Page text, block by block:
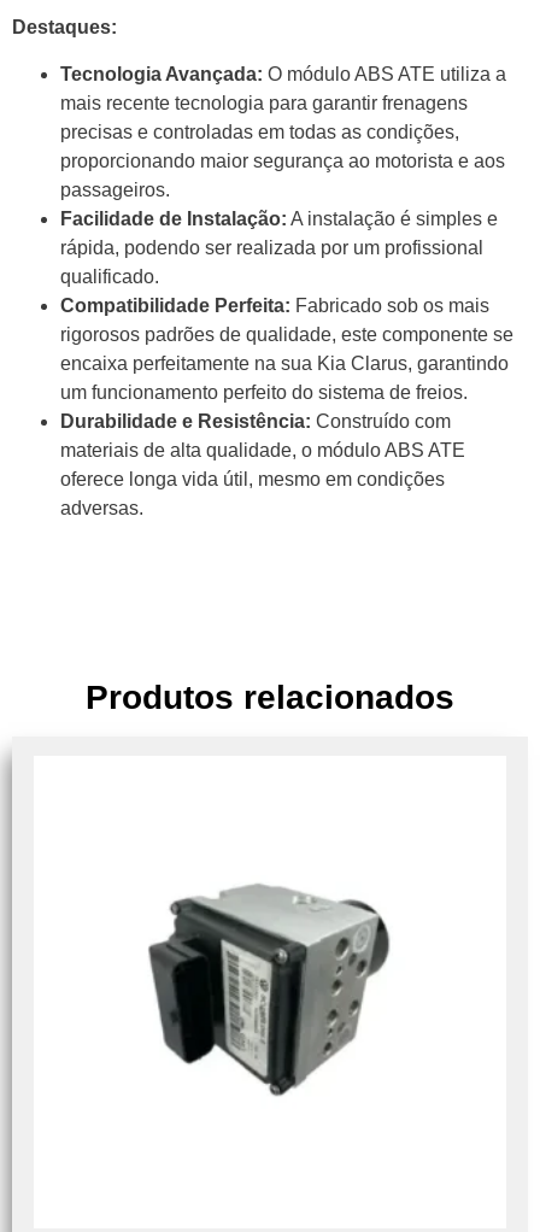
Destaques:
Tecnologia Avançada: O módulo ABS ATE utiliza a
mais recente tecnologia para garantir frenagens
precisas e controladas em todas as condições,
proporcionando maior segurança ao motorista e aos
passageiros.
Facilidade de Instalação: A instalação é simples e
rápida, podendo ser realizada por um profissional
qualificado.
Compatibilidade Perfeita: Fabricado sob os mais
rigorosos padrões de qualidade, este componente se
encaixa perfeitamente na sua Kia Clarus, garantindo
um funcionamento perfeito do sistema de freios.
Durabilidade e Resistência: Construído com
materiais de alta qualidade, o módulo ABS ATE
oferece longa vida útil, mesmo em condições
adversas.
Produtos relacionados